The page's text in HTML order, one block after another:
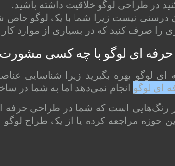
در طراحی لوگو خلاقیت داشته باشید.
درستی نیست زیرا شما با یک لوگو
را صرف کنید که در بسیاری از موارد
ای لوگو با چه کسی مشورت
لوگو بهره بگیرید زیرا شناسایی
ای لوگو انجام نمی‌دهد اما به شما در
است که شما در طراحی حرفه ای
حوزه مراجعه کرده یا از یک طراح لوگو